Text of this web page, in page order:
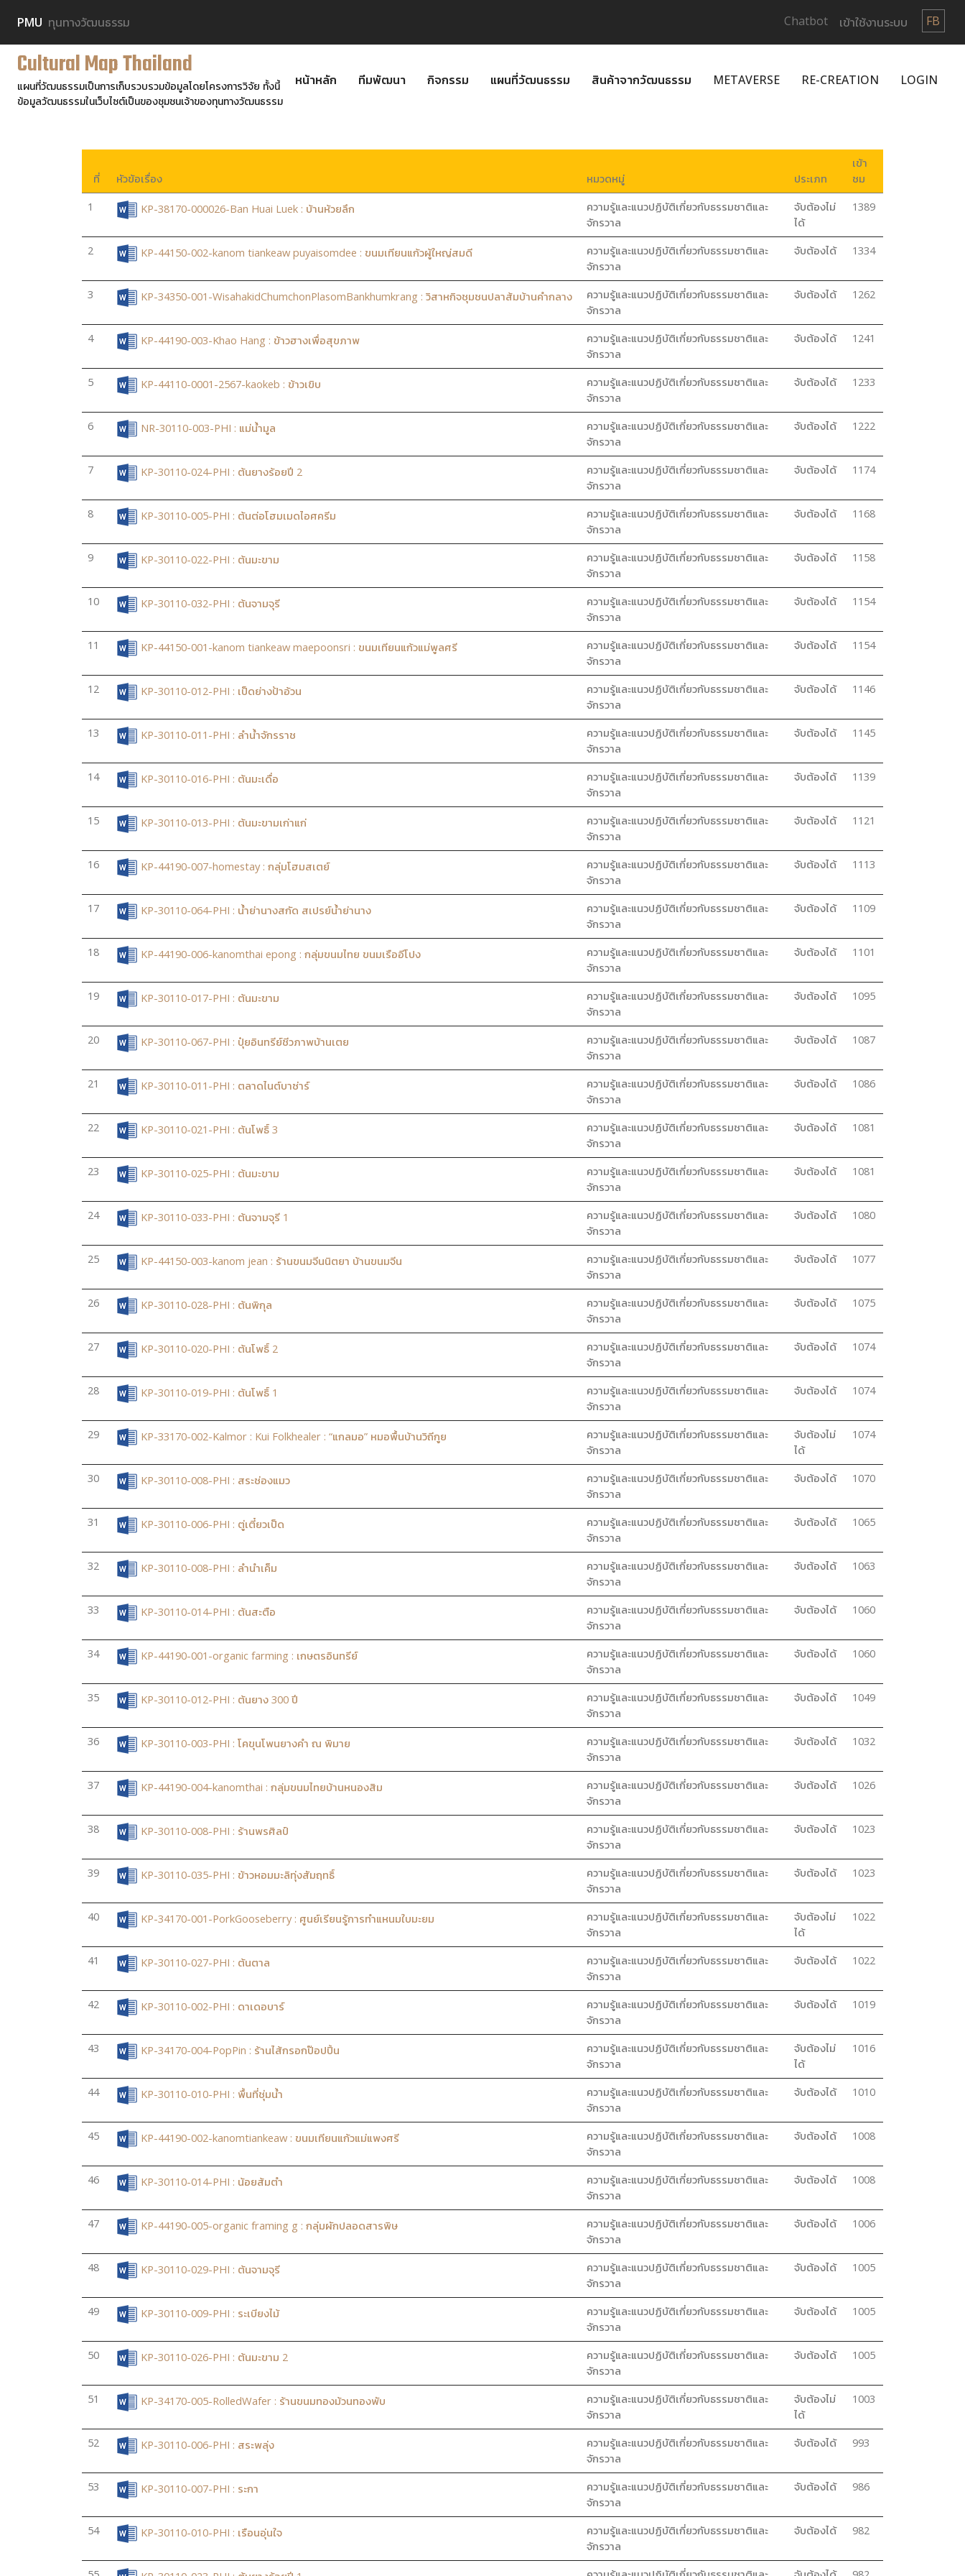
PMU ทุนทางวัฒนธรรม Chatbot เข้าใช้งานระบบ FB
Cultural Map Thailand
แผนที่วัฒนธรรมเป็นการเก็บรวบรวมข้อมูลโดยโครงการวิจัย ทั้งนี้
ข้อมูลวัฒนธรรมในเว็บไซต์เป็นของชุมชนเจ้าของทุนทางวัฒนธรรม
หน้าหลัก ทีมพัฒนา กิจกรรม แผนที่วัฒนธรรม สินค้าจากวัฒนธรรม METAVERSE RE-CREATION LOGIN
ที่ หัวข้อเรื่อง หมวดหมู่ ประเภท
เข้า
ชม
1
KP-38170-000026-Ban Huai Luek : บ้านห้วยลึก
ความรู้และแนวปฏิบัติเกี่ยวกับธรรมชาติและ
จักรวาล
จับต้องไม่
ได้
1389
2 KP-44150-002-kanom tiankeaw puyaisomdee : ขนมเทียนแก้วผู้ใหญ่สมดี
ความรู้และแนวปฏิบัติเกี่ยวกับธรรมชาติและ
จักรวาล
จับต้องได้ 1334
3 KP-34350-001-WisahakidChumchonPlasomBankhumkrang : วิสาหกิจชุมชนปลาส้มบ้านคำกลาง
ความรู้และแนวปฏิบัติเกี่ยวกับธรรมชาติและ
จักรวาล
จับต้องได้ 1262
4 KP-44190-003-Khao Hang : ข้าวฮางเพื่อสุขภาพ
ความรู้และแนวปฏิบัติเกี่ยวกับธรรมชาติและ
จักรวาล
จับต้องได้ 1241
5 KP-44110-0001-2567-kaokeb : ข้าวเขิบ
ความรู้และแนวปฏิบัติเกี่ยวกับธรรมชาติและ
จักรวาล
จับต้องได้ 1233
6 NR-30110-003-PHI : แม่น้ำมูล
ความรู้และแนวปฏิบัติเกี่ยวกับธรรมชาติและ
จักรวาล
จับต้องได้ 1222
7 KP-30110-024-PHI : ต้นยางร้อยปี 2
ความรู้และแนวปฏิบัติเกี่ยวกับธรรมชาติและ
จักรวาล
จับต้องได้ 1174
8 KP-30110-005-PHI : ต้นต่อโฮมเมดไอศครีม
ความรู้และแนวปฏิบัติเกี่ยวกับธรรมชาติและ
จักรวาล
จับต้องได้ 1168
9 KP-30110-022-PHI : ต้นมะขาม
ความรู้และแนวปฏิบัติเกี่ยวกับธรรมชาติและ
จักรวาล
จับต้องได้ 1158
10 KP-30110-032-PHI : ต้นจามจุรี
ความรู้และแนวปฏิบัติเกี่ยวกับธรรมชาติและ
จักรวาล
จับต้องได้ 1154
11 KP-44150-001-kanom tiankeaw maepoonsri : ขนมเทียนแก้วแม่พูลศรี
ความรู้และแนวปฏิบัติเกี่ยวกับธรรมชาติและ
จักรวาล
จับต้องได้ 1154
12 KP-30110-012-PHI : เป็ดย่างป้าอ้วน
ความรู้และแนวปฏิบัติเกี่ยวกับธรรมชาติและ
จักรวาล
จับต้องได้ 1146
13 KP-30110-011-PHI : ลำน้ำจักรราช
ความรู้และแนวปฏิบัติเกี่ยวกับธรรมชาติและ
จักรวาล
จับต้องได้ 1145
14 KP-30110-016-PHI : ต้นมะเดื่อ
ความรู้และแนวปฏิบัติเกี่ยวกับธรรมชาติและ
จักรวาล
จับต้องได้ 1139
15 KP-30110-013-PHI : ต้นมะขามเก่าแก่
ความรู้และแนวปฏิบัติเกี่ยวกับธรรมชาติและ
จักรวาล
จับต้องได้ 1121
16 KP-44190-007-homestay : กลุ่มโฮมสเตย์
ความรู้และแนวปฏิบัติเกี่ยวกับธรรมชาติและ
จักรวาล
จับต้องได้ 1113
17 KP-30110-064-PHI : น้ำย่านางสกัด สเปรย์น้ำย่านาง
ความรู้และแนวปฏิบัติเกี่ยวกับธรรมชาติและ
จักรวาล
จับต้องได้ 1109
18 KP-44190-006-kanomthai epong : กลุ่มขนมไทย ขนมเรืออีโปง
ความรู้และแนวปฏิบัติเกี่ยวกับธรรมชาติและ
จักรวาล
จับต้องได้ 1101
19 KP-30110-017-PHI : ต้นมะขาม
ความรู้และแนวปฏิบัติเกี่ยวกับธรรมชาติและ
จักรวาล
จับต้องได้ 1095
20 KP-30110-067-PHI : ปุ๋ยอินทรีย์ชีวภาพบ้านเตย
ความรู้และแนวปฏิบัติเกี่ยวกับธรรมชาติและ
จักรวาล
จับต้องได้ 1087
21 KP-30110-011-PHI : ตลาดไนต์บาซ่าร์
ความรู้และแนวปฏิบัติเกี่ยวกับธรรมชาติและ
จักรวาล
จับต้องได้ 1086
22 KP-30110-021-PHI : ต้นโพธิ์ 3
ความรู้และแนวปฏิบัติเกี่ยวกับธรรมชาติและ
จักรวาล
จับต้องได้ 1081
23 KP-30110-025-PHI : ต้นมะขาม
ความรู้และแนวปฏิบัติเกี่ยวกับธรรมชาติและ
จักรวาล
จับต้องได้ 1081
24 KP-30110-033-PHI : ต้นจามจุรี 1
ความรู้และแนวปฏิบัติเกี่ยวกับธรรมชาติและ
จักรวาล
จับต้องได้ 1080
25 KP-44150-003-kanom jean : ร้านขนมจีนนิตยา บ้านขนมจีน
ความรู้และแนวปฏิบัติเกี่ยวกับธรรมชาติและ
จักรวาล
จับต้องได้ 1077
26 KP-30110-028-PHI : ต้นพิกุล
ความรู้และแนวปฏิบัติเกี่ยวกับธรรมชาติและ
จักรวาล
จับต้องได้ 1075
27 KP-30110-020-PHI : ต้นโพธิ์ 2
ความรู้และแนวปฏิบัติเกี่ยวกับธรรมชาติและ
จักรวาล
จับต้องได้ 1074
28 KP-30110-019-PHI : ต้นโพธิ์ 1
ความรู้และแนวปฏิบัติเกี่ยวกับธรรมชาติและ
จักรวาล
จับต้องได้ 1074
29 KP-33170-002-Kalmor : Kui Folkhealer : “แกลมอ” หมอพื้นบ้านวิถีกูย
ความรู้และแนวปฏิบัติเกี่ยวกับธรรมชาติและ
จักรวาล
จับต้องไม่
ได้
1074
30 KP-30110-008-PHI : สระช่องแมว
ความรู้และแนวปฏิบัติเกี่ยวกับธรรมชาติและ
จักรวาล
จับต้องได้ 1070
31 KP-30110-006-PHI : ตู่เตี๋ยวเป็ด
ความรู้และแนวปฏิบัติเกี่ยวกับธรรมชาติและ
จักรวาล
จับต้องได้ 1065
32 KP-30110-008-PHI : ลำนำเค็ม
ความรู้และแนวปฏิบัติเกี่ยวกับธรรมชาติและ
จักรวาล
จับต้องได้ 1063
33 KP-30110-014-PHI : ต้นสะตือ
ความรู้และแนวปฏิบัติเกี่ยวกับธรรมชาติและ
จักรวาล
จับต้องได้ 1060
34 KP-44190-001-organic farming : เกษตรอินทรีย์
ความรู้และแนวปฏิบัติเกี่ยวกับธรรมชาติและ
จักรวาล
จับต้องได้ 1060
35 KP-30110-012-PHI : ต้นยาง 300 ปี
ความรู้และแนวปฏิบัติเกี่ยวกับธรรมชาติและ
จักรวาล
จับต้องได้ 1049
36 KP-30110-003-PHI : โคขุนโพนยางคำ ณ พิมาย
ความรู้และแนวปฏิบัติเกี่ยวกับธรรมชาติและ
จักรวาล
จับต้องได้ 1032
37 KP-44190-004-kanomthai : กลุ่มขนมไทยบ้านหนองสิม
ความรู้และแนวปฏิบัติเกี่ยวกับธรรมชาติและ
จักรวาล
จับต้องได้ 1026
38 KP-30110-008-PHI : ร้านพรศิลป์
ความรู้และแนวปฏิบัติเกี่ยวกับธรรมชาติและ
จักรวาล
จับต้องได้ 1023
39 KP-30110-035-PHI : ข้าวหอมมะลิทุ่งสัมฤทธิ์
ความรู้และแนวปฏิบัติเกี่ยวกับธรรมชาติและ
จักรวาล
จับต้องได้ 1023
40 KP-34170-001-PorkGooseberry : ศูนย์เรียนรู้การทำแหนมใบมะยม
ความรู้และแนวปฏิบัติเกี่ยวกับธรรมชาติและ
จักรวาล
จับต้องไม่
ได้
1022
41 KP-30110-027-PHI : ต้นตาล
ความรู้และแนวปฏิบัติเกี่ยวกับธรรมชาติและ
จักรวาล
จับต้องได้ 1022
42 KP-30110-002-PHI : ดาเดอบาร์
ความรู้และแนวปฏิบัติเกี่ยวกับธรรมชาติและ
จักรวาล
จับต้องได้ 1019
43 KP-34170-004-PopPin : ร้านไส้กรอกป๊อปปิ้น
ความรู้และแนวปฏิบัติเกี่ยวกับธรรมชาติและ
จักรวาล
จับต้องไม่
ได้
1016
44 KP-30110-010-PHI : พื้นที่ชุ่มน้ำ
ความรู้และแนวปฏิบัติเกี่ยวกับธรรมชาติและ
จักรวาล
จับต้องได้ 1010
45 KP-44190-002-kanomtiankeaw : ขนมเทียนแก้วแม่แพงศรี
ความรู้และแนวปฏิบัติเกี่ยวกับธรรมชาติและ
จักรวาล
จับต้องได้ 1008
46 KP-30110-014-PHI : น้อยส้มตำ
ความรู้และแนวปฏิบัติเกี่ยวกับธรรมชาติและ
จักรวาล
จับต้องได้ 1008
47 KP-44190-005-organic framing g : กลุ่มผักปลอดสารพิษ
ความรู้และแนวปฏิบัติเกี่ยวกับธรรมชาติและ
จักรวาล
จับต้องได้ 1006
48 KP-30110-029-PHI : ต้นจามจุรี
ความรู้และแนวปฏิบัติเกี่ยวกับธรรมชาติและ
จักรวาล
จับต้องได้ 1005
49 KP-30110-009-PHI : ระเบียงไม้
ความรู้และแนวปฏิบัติเกี่ยวกับธรรมชาติและ
จักรวาล
จับต้องได้ 1005
50 KP-30110-026-PHI : ต้นมะขาม 2
ความรู้และแนวปฏิบัติเกี่ยวกับธรรมชาติและ
จักรวาล
จับต้องได้ 1005
51 KP-34170-005-RolledWafer : ร้านขนมทองม้วนทองพับ
ความรู้และแนวปฏิบัติเกี่ยวกับธรรมชาติและ
จักรวาล
จับต้องไม่
ได้
1003
52 KP-30110-006-PHI : สระพลุ่ง
ความรู้และแนวปฏิบัติเกี่ยวกับธรรมชาติและ
จักรวาล
จับต้องได้ 993
53 KP-30110-007-PHI : ระกา
ความรู้และแนวปฏิบัติเกี่ยวกับธรรมชาติและ
จักรวาล
จับต้องได้ 986
54 KP-30110-010-PHI : เรือนอุ่นใจ
ความรู้และแนวปฏิบัติเกี่ยวกับธรรมชาติและ
จักรวาล
จับต้องได้ 982